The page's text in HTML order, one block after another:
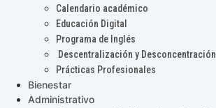
Calendario académico
Educación Digital
Programa de Inglés
Descentralización y Desconcentración
Prácticas Profesionales
Bienestar
Administrativo